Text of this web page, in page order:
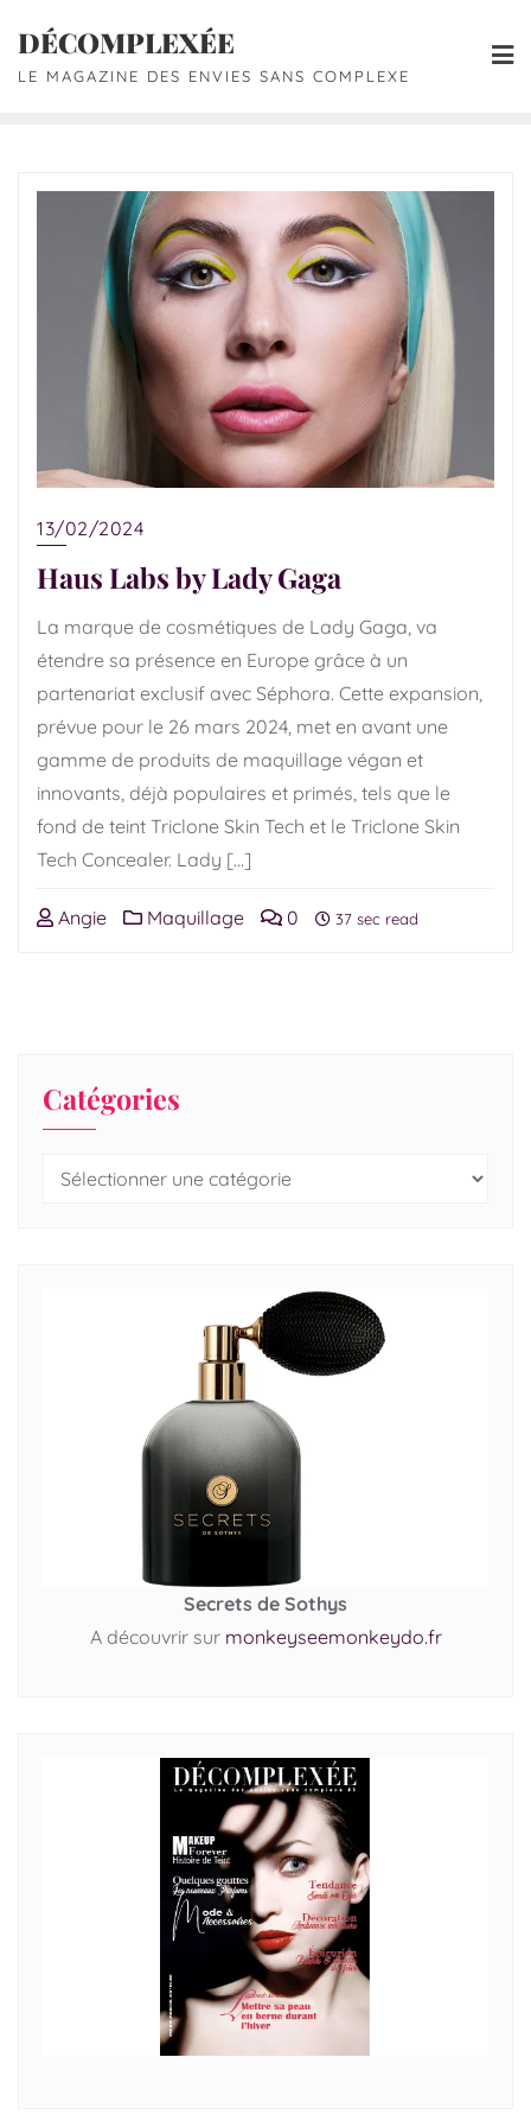
DÉCOMPLEXÉE
LE MAGAZINE DES ENVIES SANS COMPLEXE
13/02/2024
Haus Labs by Lady Gaga
La marque de cosmétiques de Lady Gaga, va
étendre sa présence en Europe grâce à un
partenariat exclusif avec Séphora. Cette expansion,
prévue pour le 26 mars 2024, met en avant une
gamme de produits de maquillage végan et
innovants, déjà populaires et primés, tels que le
fond de teint Triclone Skin Tech et le Triclone Skin
Tech Concealer. Lady […]
Angie Maquillage 0 37 sec read
Catégories
Secrets de Sothys
A découvrir sur monkeyseemonkeydo.fr